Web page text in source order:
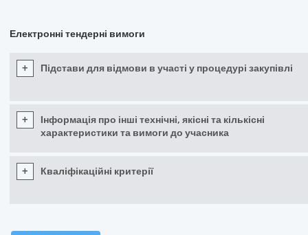
Електронні тендерні вимоги
+ Підстави для відмови в участі у процедурі закупівлі
+
Інформація про інші технічні, якісні та кількісні
характеристики та вимоги до учасника
+ Кваліфікаційні критерії